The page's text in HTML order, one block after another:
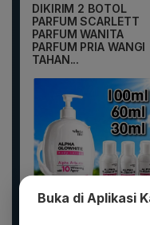
DIKIRIM 2 BOTOL
PARFUM SCARLETT
PARFUM WANITA
PARFUM PRIA WANGI
TAHAN...
Buka di Aplikasi